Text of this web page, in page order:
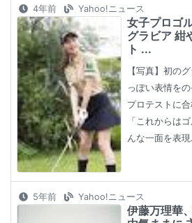
4年前 Yahoo!ニュース
女子プロゴ
グラビア 紺
ト ...
【写真】初の
っぽい表情を
プロテストに
「これからは
んな一面を表
5年前 Yahoo!ニュース
伊藤万理華